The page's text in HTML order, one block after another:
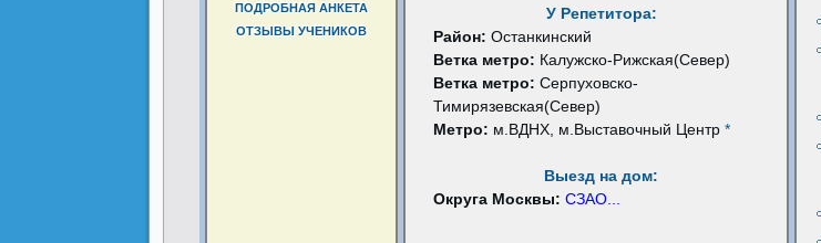
ПОДРОБНАЯ АНКЕТА
ОТЗЫВЫ УЧЕНИКОВ
У Репетитора:
Район: Останкинский
Ветка метро: Калужско-Рижская(Север)
Ветка метро: Серпуховско-
Тимирязевская(Север)
Метро: м.ВДНХ, м.Выставочный Центр *
Выезд на дом:
Округа Москвы: СЗАО...